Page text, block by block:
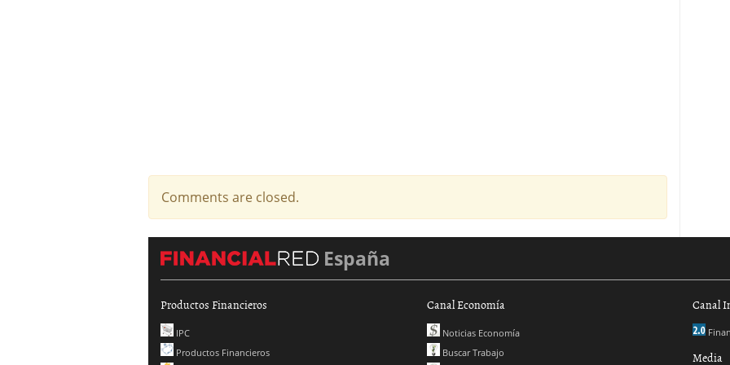
Comments are closed.
España
Productos Financieros
IPC
Productos Financieros
Canal Economía
Noticias Economía
Buscar Trabajo
Canal
Media